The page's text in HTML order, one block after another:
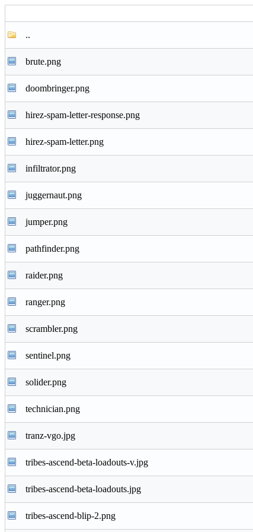
..
brute.png
doombringer.png
hirez-spam-letter-response.png
hirez-spam-letter.png
infiltrator.png
juggernaut.png
jumper.png
pathfinder.png
raider.png
ranger.png
scrambler.png
sentinel.png
solider.png
technician.png
tranz-vgo.jpg
tribes-ascend-beta-loadouts-v.jpg
tribes-ascend-beta-loadouts.jpg
tribes-ascend-blip-2.png